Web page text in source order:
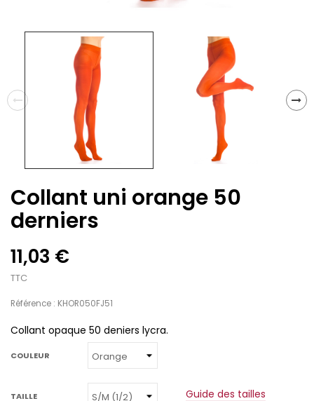
Collant uni orange 50
derniers
11,03 €
TTC
Référence : KHOR050FJ51
Collant opaque 50 deniers lycra.
COULEUR
TAILLE Guide des tailles